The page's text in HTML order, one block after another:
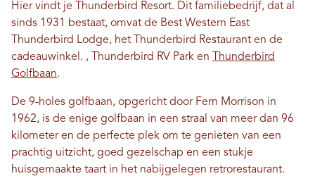
Hier vindt je Thunderbird Resort. Dit familiebedrijf, dat al
sinds 1931 bestaat, omvat de Best Western East
Thunderbird Lodge, het Thunderbird Restaurant en de
cadeauwinkel. , Thunderbird RV Park en Thunderbird
Golfbaan.
De 9-holes golfbaan, opgericht door Fern Morrison in
1962, is de enige golfbaan in een straal van meer dan 96
kilometer en de perfecte plek om te genieten van een
prachtig uitzicht, goed gezelschap en een stukje
huisgemaakte taart in het nabijgelegen retrorestaurant.